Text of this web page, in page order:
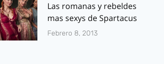
Las romanas y rebeldes
mas sexys de Spartacus
Febrero 8, 2013